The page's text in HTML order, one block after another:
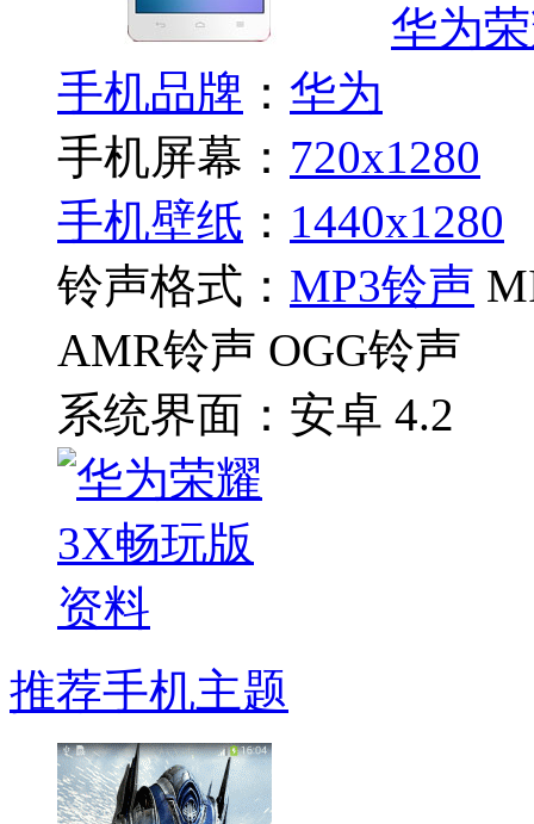
华为
手机品牌 ： 华为
手机屏幕： 720x1280
手机壁纸 ： 1440x1280
铃声格式： MP3铃声
AMR铃声 OGG铃声
系统界面： 安卓 4.2
推荐手机主题